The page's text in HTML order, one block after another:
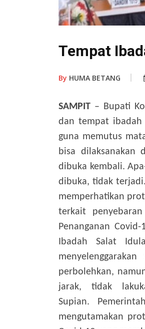
Tempat
By HUMA BETANG
SAMPIT – Bupati
dan tempat ibadah
guna memutus
bisa dilaksanakan
dibuka kembali.
dibuka, tidak
memperhatikan
terkait
Penanganan
Ibadah Salat
perbolehkan,
jarak, tidak
Supian.
mengutamakan